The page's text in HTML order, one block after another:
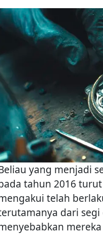
yang menjadi
tahun 2016
telah
dari